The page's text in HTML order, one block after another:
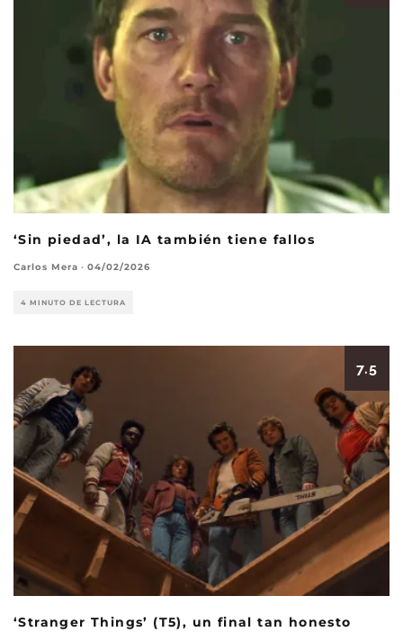
‘Sin piedad’, la IA también tiene fallos
Carlos Mera · 04/02/2026
4 MINUTO DE LECTURA
7.5
‘Stranger Things’ (T5), un final tan honesto